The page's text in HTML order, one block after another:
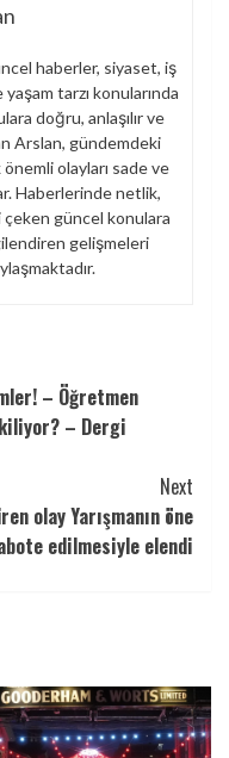
haberler, siyaset, iş
tarzı konularında
doğru, anlaşılır ve
Arslan, gündemdeki
olayları sade ve
Haberlerinde netlik,
çeken güncel konulara
gelişmeleri
– Öğretmen
– Dergi
Next
olay Yarışmanın öne
edilmesiyle elendi